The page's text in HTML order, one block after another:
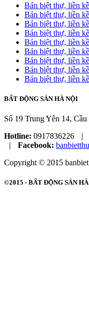
Bán biệt thự, liền
Bán biệt thự, liền
Bán biệt thự, liền
Bán biệt thự, liền
Bán biệt thự, liền
Bán biệt thự, liền
Bán biệt thự, liền
Bán biệt thự, liền
Bán biệt thự, liền
BẤT ĐỘNG SẢN HÀ NỘI
Số 19 Trung Yên 14,
Hotline: 0917836226 |
|
Facebook:
Copyright © 2015
©2015 - BẤT ĐỘNG SẢN